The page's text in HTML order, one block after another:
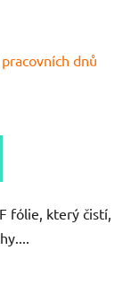
dnů
fólie, který čistí,